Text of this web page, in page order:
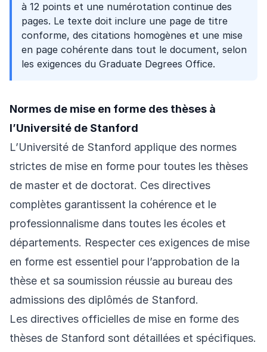
à 12 points et une numérotation continue des
pages. Le texte doit inclure une page de titre
conforme, des citations homogènes et une mise
en page cohérente dans tout le document, selon
les exigences du Graduate Degrees Office.
Normes de mise en forme des thèses à
l’Université de Stanford
L’Université de Stanford applique des normes
strictes de mise en forme pour toutes les thèses
de master et de doctorat. Ces directives
complètes garantissent la cohérence et le
professionnalisme dans toutes les écoles et
départements. Respecter ces exigences de mise
en forme est essentiel pour l’approbation de la
thèse et sa soumission réussie au bureau des
admissions des diplômés de Stanford.
Les directives officielles de mise en forme des
thèses de Stanford sont détaillées et spécifiques.